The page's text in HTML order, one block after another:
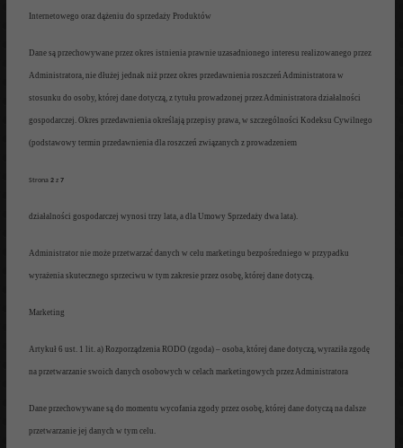
Internetowego oraz dążeniu do sprzedaży Produktów
Dane są przechowywane przez okres istnienia prawnie uzasadnionego interesu realizowanego przez
Administratora, nie dłużej jednak niż przez okres przedawnienia roszczeń Administratora w
stosunku do osoby, której dane dotyczą, z tytułu prowadzonej przez Administratora działalności
gospodarczej . Okres przedawnienia określają przepisy prawa, w szczególności Kodeksu Cywilnego
(podstawowy termin przedawnienia dla roszczeń związanych z prowadzeniem
Strona 2 z 7
działa ności gospodarczej wynosi trzy lata, a dla Umowy Sprzedaży dwa lata).
Administrator nie może przetwarzać danych w celu marketingu bezpośredniego w przypadku
wyrażenia skutecznego sprzeciwu w tym zakresie przez osobę, której dane dotyczą.
Marketing
Arty kuł 6 ust. 1 lit. a) Rozporządzenia RODO (zgoda) – osoba, której dane dotyczą, wyraziła zgodę
na przetwarzanie swoich danych osobowych w celach marketingowych przez Administratora
Dane przechowywane są do momentu wycofania zgody przez osobę, której dane dotyczą na dalsze
przetwarzanie jej danych w tym celu.